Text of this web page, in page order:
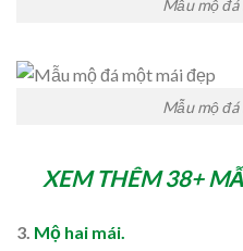
Mẫu mộ
Mẫu mộ
XEM THÊM 38+
3. Mộ hai mái.